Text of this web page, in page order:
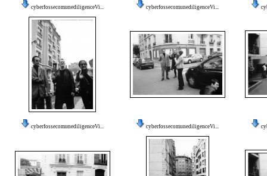
cyberfossecomunediligenceVi... cyberfossecomunediligenceVi...
cyberfossecomunediligenceVi... cyberfossecomunediligenceVi...